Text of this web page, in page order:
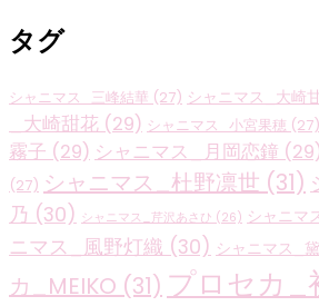
タグ
シャニマス_三峰結華 (27) シャニマス_大崎
_大崎甜花 (29) シャニマス_小宮果穂 (27)
霧子 (29) シャニマス_月岡恋鐘
(27) シャニマス_杜野凛世 (31)
乃 (30) シャニマス_芹沢あさひ (26) シャニマ
ニマス_風野灯織 (30) シャニマス_
カ_MEIKO (31) プロセカ_